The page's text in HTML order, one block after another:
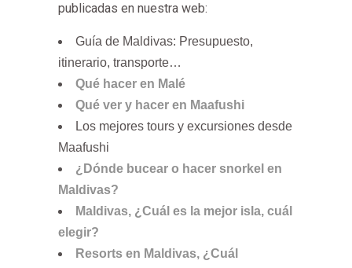
publicadas en nuestra web:
Guía de Maldivas: Presupuesto,
itinerario, transporte…
Qué hacer en Malé
Qué ver y hacer en Maafushi
Los mejores tours y excursiones desde
Maafushi
¿Dónde bucear o hacer snorkel en
Maldivas?
Maldivas, ¿Cuál es la mejor isla, cuál
elegir?
Resorts en Maldivas, ¿Cuál